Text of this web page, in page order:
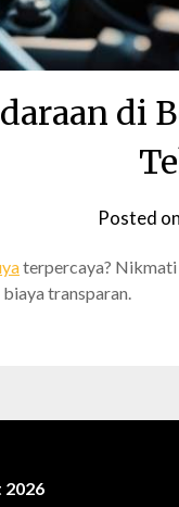
di
Posted on
terpercaya?
transparan.
2026